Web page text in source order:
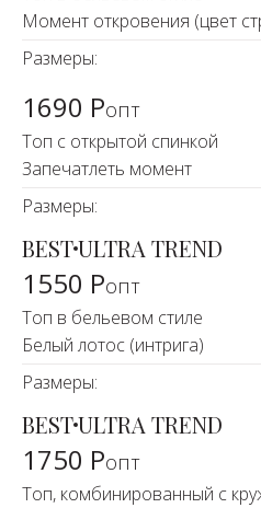
Момент откровения (цвет
Размеры:
1690 Ропт
Топ с открытой спинкой
Запечатлеть момент
Размеры:
BESTULTRA TREND
1550 Ропт
Топ в бельевом стиле
Белый лотос (интрига)
Размеры:
BESTULTRA TREND
1750 Ропт
Топ, комбинированный с